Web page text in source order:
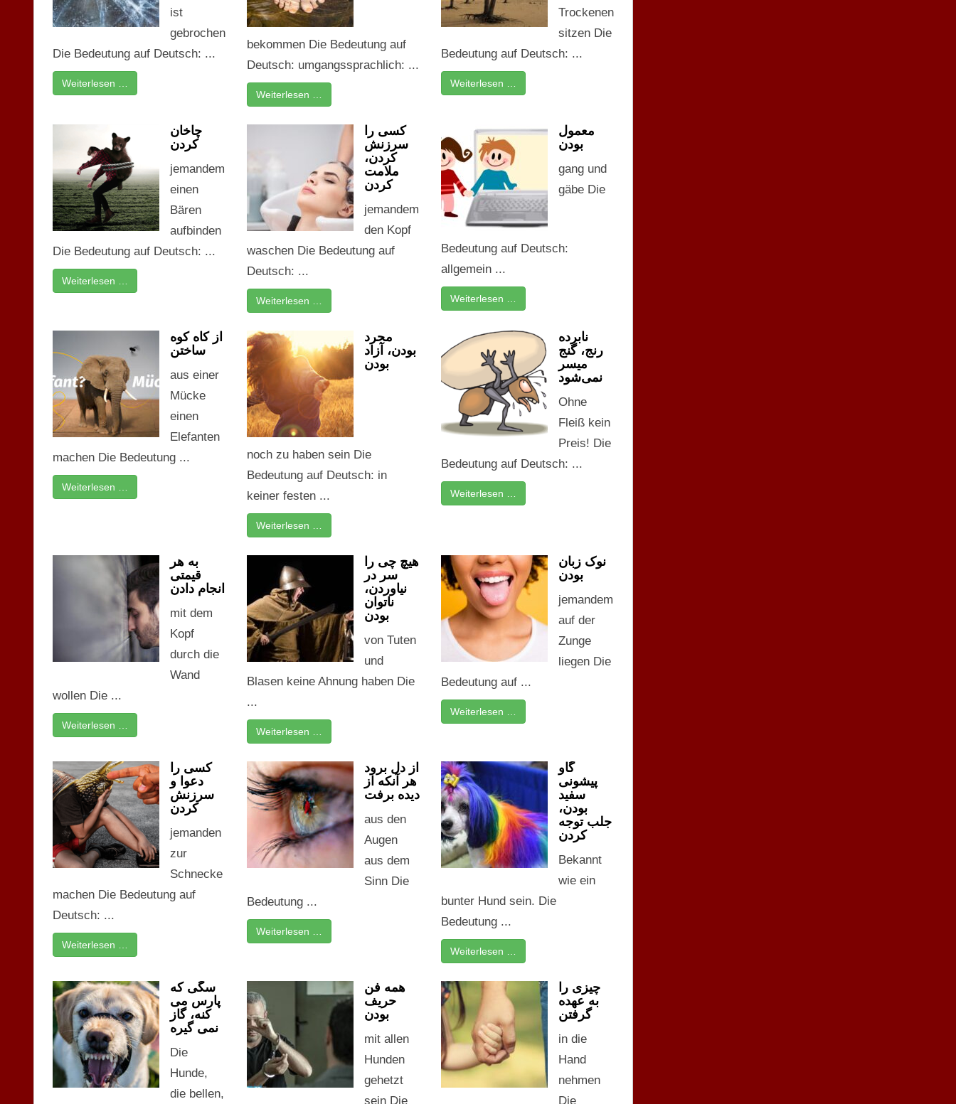
ist
gebrochen
Die Bedeutung auf Deutsch: ...
Weiterlesen …
bekommen Die Bedeutung auf
Deutsch: umgangssprachlich: ...
Weiterlesen …
Trockenen
sitzen Die
Bedeutung auf Deutsch: ...
Weiterlesen …
چاخان
کردن
jemandem
einen
Bären
aufbinden
Die Bedeutung auf Deutsch: ...
Weiterlesen …
کسی را
سرزنش
کردن،
ملامت
کردن
jemandem
den Kopf
waschen Die Bedeutung auf
Deutsch: ...
Weiterlesen …
معمول
بودن
gang und
gäbe Die
Bedeutung auf Deutsch:
allgemein ...
Weiterlesen …
از کاه کوه
ساختن
aus einer
Mücke
einen
Elefanten
machen Die Bedeutung ...
Weiterlesen …
مجرد
بودن، آزاد
بودن
noch zu haben sein Die
Bedeutung auf Deutsch: in
keiner festen ...
Weiterlesen …
نابرده
رنج، گنج
میسر
نمی‌شود
Ohne
Fleiß kein
Preis! Die
Bedeutung auf Deutsch: ...
Weiterlesen …
به هر
قیمتی
انجام دادن
mit dem
Kopf
durch die
Wand
wollen Die ...
Weiterlesen …
هیچ چی را
سر در
نیاوردن،
ناتوان
بودن
von Tuten
und
Blasen keine Ahnung haben Die
...
Weiterlesen …
نوک زبان
بودن
jemandem
auf der
Zunge
liegen Die
Bedeutung auf ...
Weiterlesen …
کسی را
دعوا و
سرزنش
کردن
jemanden
zur
Schnecke
machen Die Bedeutung auf
Deutsch: ...
Weiterlesen …
از دل برود
هر آنکه از
دیده برفت
aus den
Augen
aus dem
Sinn Die
Bedeutung ...
Weiterlesen …
گاو
پیشونی
سفید
بودن،
جلب توجه
کردن
Bekannt
wie ein
bunter Hund sein. Die
Bedeutung ...
Weiterlesen …
سگی که
پارس می
کنه، گاز
نمی گیره
Die
Hunde,
die bellen,
همه فن
حریف
بودن
mit allen
Hunden
gehetzt
sein Die
چیزی را
به‌ عهده
گرفتن
in die
Hand
nehmen
Die